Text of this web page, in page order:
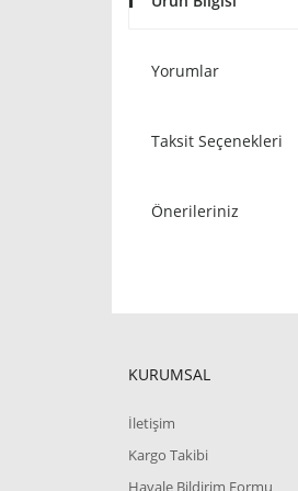
Yorumlar
Taksit Seçenekleri
Önerileriniz
KURUMSAL
İletişim
Kargo Takibi
Havale Bildirim Formu